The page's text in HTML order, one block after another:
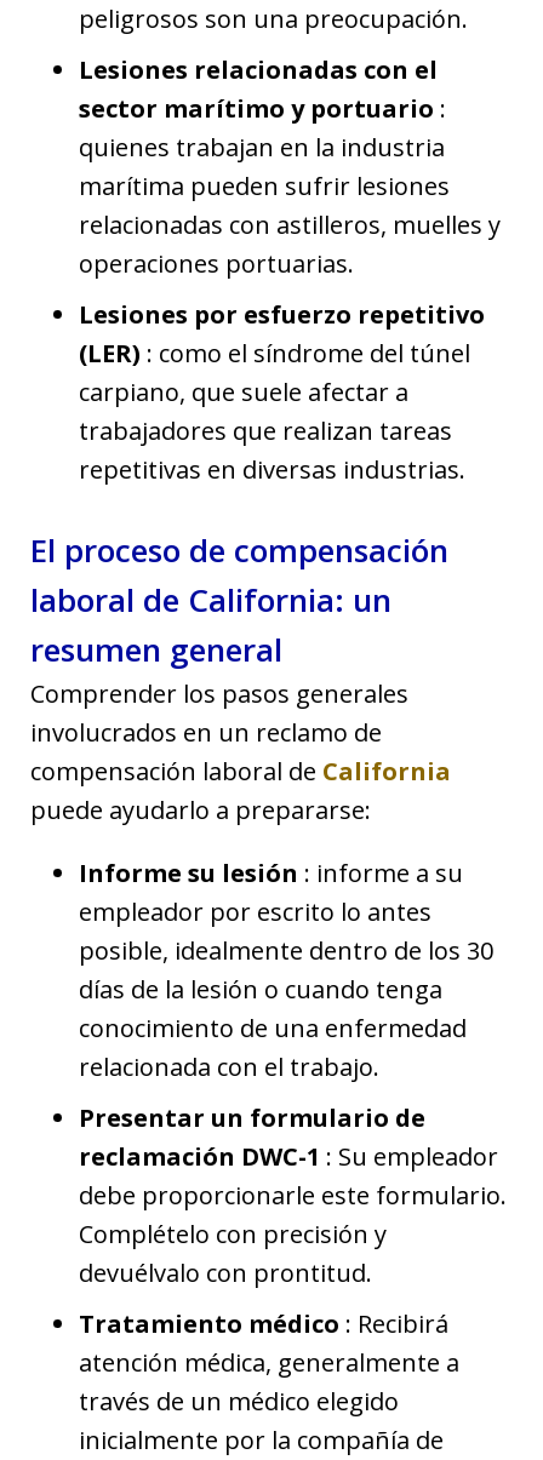
peligrosos son una preocupación.
Lesiones relacionadas con el
sector marítimo y portuario :
quienes trabajan en la industria
marítima pueden sufrir lesiones
relacionadas con astilleros, muelles y
operaciones portuarias.
Lesiones por esfuerzo repetitivo
(LER) : como el síndrome del túnel
carpiano, que suele afectar a
trabajadores que realizan tareas
repetitivas en diversas industrias.
El proceso de compensación
laboral de California: un
resumen general
Comprender los pasos generales
involucrados en un reclamo de
compensación laboral de California
puede ayudarlo a prepararse:
Informe su lesión : informe a su
empleador por escrito lo antes
posible, idealmente dentro de los 30
días de la lesión o cuando tenga
conocimiento de una enfermedad
relacionada con el trabajo.
Presentar un formulario de
reclamación DWC-1 : Su empleador
debe proporcionarle este formulario.
Complételo con precisión y
devuélvalo con prontitud.
Tratamiento médico : Recibirá
atención médica, generalmente a
través de un médico elegido
inicialmente por la compañía de